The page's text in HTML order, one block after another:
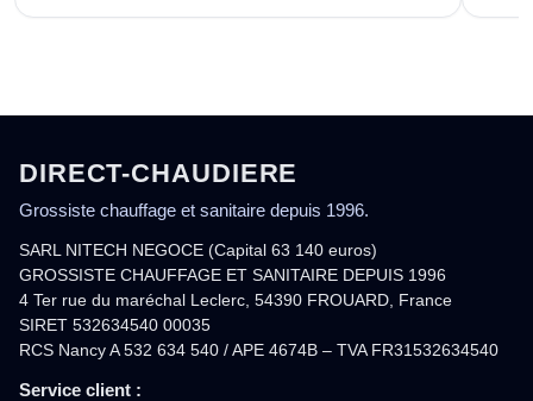
DIRECT-CHAUDIERE
Grossiste chauffage et sanitaire depuis 1996.
SARL NITECH NEGOCE (Capital 63 140 euros)
GROSSISTE CHAUFFAGE ET SANITAIRE DEPUIS 1996
4 Ter rue du maréchal Leclerc, 54390 FROUARD, France
SIRET 532634540 00035
RCS Nancy A 532 634 540 / APE 4674B – TVA FR31532634540
Service client :